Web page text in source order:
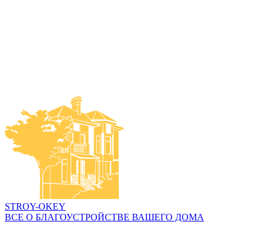
STROY-OKEY
ВСЕ О БЛАГОУСТРОЙСТВЕ ВАШЕГО ДОМА